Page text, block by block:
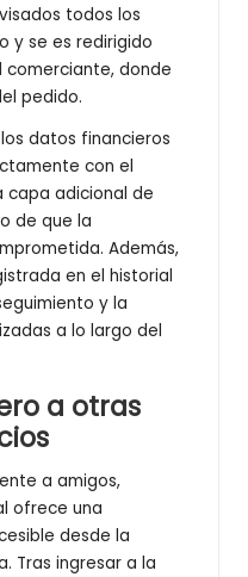
todos los
y se es redirigido
donde
pedido.
datos financieros
con el
capa adicional de
de que la
Además,
en el historial
y la
a lo largo del
a otras
a amigos,
ofrece una
desde la
Tras ingresar a la